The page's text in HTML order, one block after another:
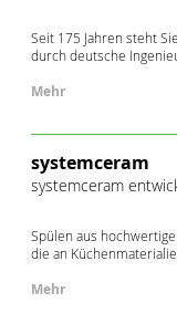
Seit 175 Jahren steht
durch deutsche
Mehr
systemceram
systemceram
Spülen aus
die an
Mehr